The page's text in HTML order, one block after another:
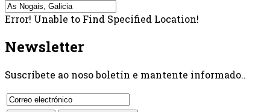
Error! Unable to Find Specified Location!
Newsletter
Suscríbete ao noso boletín e mantente informado..